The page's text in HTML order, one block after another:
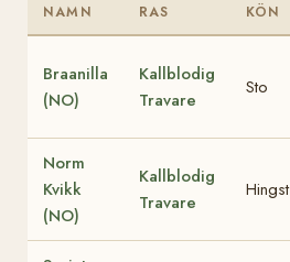
NAMN RAS KÖN
Braanilla
(NO)
Kallblodig
Travare
Sto
Norm
Kvikk
(NO)
Kallblodig
Travare
Hingst